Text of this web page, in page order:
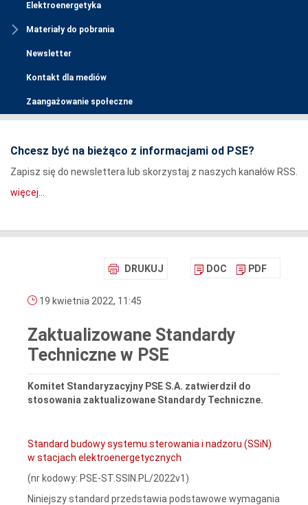
Elektroenergetyka
Materiały do pobrania
Newsletter
Kontakt dla mediów
Zaangażowanie społeczne
Chcesz być na bieżąco z informacjami od PSE?
Zapisz się do newslettera lub skorzystaj z naszych kanałów RSS.
więcej...
DRUKUJ DOC PDF
19 kwietnia 2022, 11:45
Zaktualizowane Standardy
Techniczne w PSE
Komitet Standaryzacyjny PSE S.A. zatwierdził do
stosowania zaktualizowane Standardy Techniczne.
Standard budowy systemu sterowania i nadzoru (SSiN)
w stacjach elektroenergetycznych
(nr kodowy: PSE-ST.SSIN.PL/2022v1)
Niniejszy standard przedstawia podstawowe wymagania